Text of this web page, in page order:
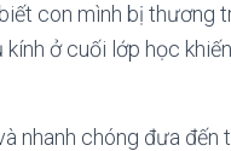
con mình bị thương
ở cuối lớp học
nhanh chóng đưa đến